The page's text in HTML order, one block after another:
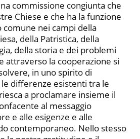
commissione congiunta che
Chiese e che ha la funzione
comune nei campi della
della Patristica, della
della storia e dei problemi
attraverso la cooperazione si
in uno spirito di
differenze esistenti tra le
a proclamare insieme il
al messaggio
e alle esigenze e alle
contemporaneo. Nello stesso